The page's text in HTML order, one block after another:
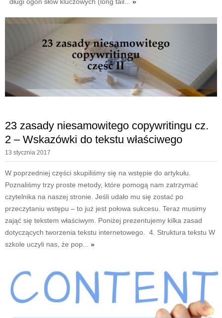
23 zasady niesamowitego copywritingu cz.
2 – Wskazówki do tekstu właściwego
13 stycznia 2017
W poprzedniej części skupiliśmy się na wstępie do artykułu.
Poznaliśmy trzy proste metody, które pomogą nam zatrzymać
czytelnika na naszej stronie. Jeśli udało mu się zostać po
przeczytaniu wstępu – to już jest połowa sukcesu. Teraz musimy
zająć się tekstem właściwym. Poniżej prezentujemy kilka zasad
dotyczących tworzenia tekstu internetowego. 4. Struktura tekstu W
szkole uczyli nas, że pop... »